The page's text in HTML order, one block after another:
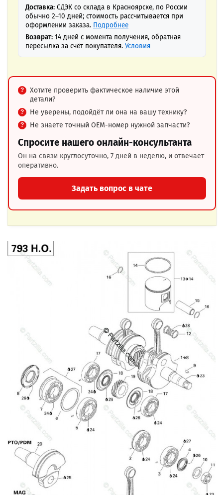
Доставка: СДЭК со склада в Красноярске, по России
обычно 2–10 дней; стоимость рассчитывается при
оформлении заказа. Подробнее
Возврат: 14 дней с момента получения, обратная
пересылка за счёт покупателя. Условия
Хотите проверить фактическое наличие этой
детали?
Не уверены, подойдёт ли она на вашу технику?
Не знаете точный OEM-номер нужной запчасти?
Спросите нашего онлайн-консультанта
Он на связи круглосуточно, 7 дней в неделю, и отвечает
оперативно.
Задать вопрос в чате